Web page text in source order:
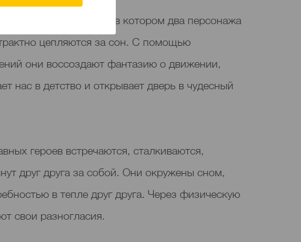
театральное шоу, в котором два персонажа
цепляются за сон. С помощью
они воссоздают фантазию о движении,
нас в детство и открывает дверь в чудесный
героев встречаются, сталкиваются,
друг друга за собой. Они окружены сном,
в тепле друг друга. Через физическую
свои разногласия.